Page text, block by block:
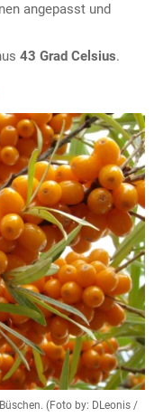
angepasst und
43 Grad Celsius.
(Foto by: DLeonis /